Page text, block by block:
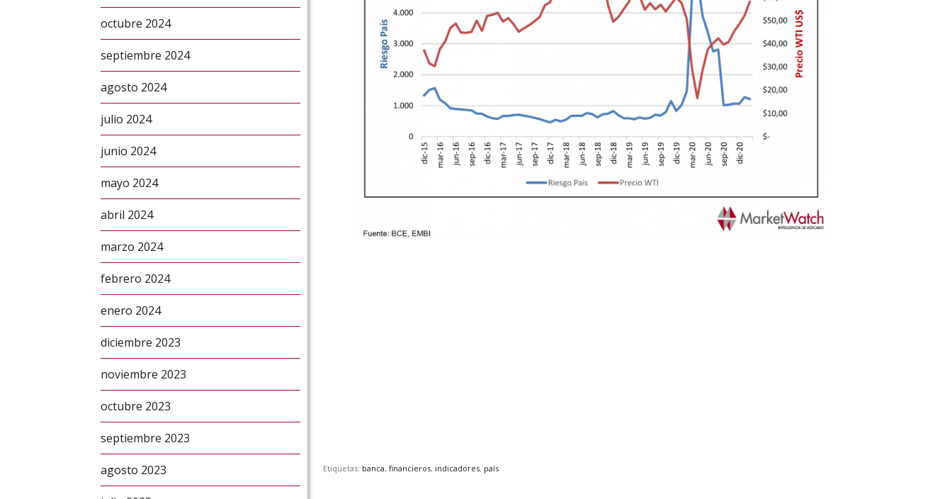
Etiquetas: banca, financieros, indicadores, país
octubre 2024
septiembre 2024
agosto 2024
julio 2024
junio 2024
mayo 2024
abril 2024
marzo 2024
febrero 2024
enero 2024
diciembre 2023
noviembre 2023
octubre 2023
septiembre 2023
agosto 2023